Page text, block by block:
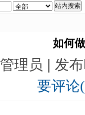
如何
理员 | 发
要评论